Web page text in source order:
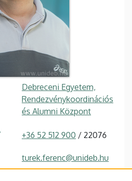
Debreceni Egyetem,
Rendezvénykoordinációs
és Alumni Központ
+36 52 512 900 / 22076
turek.ferenc@unideb.hu